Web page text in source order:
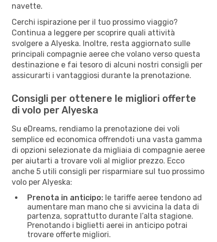
navette.
Cerchi ispirazione per il tuo prossimo viaggio?
Continua a leggere per scoprire quali attività
svolgere a Alyeska. Inoltre, resta aggiornato sulle
principali compagnie aeree che volano verso questa
destinazione e fai tesoro di alcuni nostri consigli per
assicurarti i vantaggiosi durante la prenotazione.
Consigli per ottenere le migliori offerte
di volo per Alyeska
Su eDreams, rendiamo la prenotazione dei voli
semplice ed economica offrendoti una vasta gamma
di opzioni selezionate da migliaia di compagnie aeree
per aiutarti a trovare voli al miglior prezzo. Ecco
anche 5 utili consigli per risparmiare sul tuo prossimo
volo per Alyeska:
Prenota in anticipo: le tariffe aeree tendono ad
aumentare man mano che si avvicina la data di
partenza, soprattutto durante l’alta stagione.
Prenotando i biglietti aerei in anticipo potrai
trovare offerte migliori.